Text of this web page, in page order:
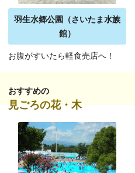
羽生水郷公園（さいたま水族
館）
お腹がすいたら軽食売店へ！
おすすめの
見ごろの花・木